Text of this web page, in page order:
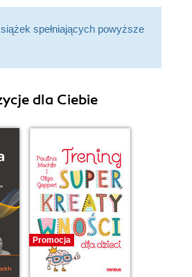
spełniających powyższe
dla Ciebie
Promocja